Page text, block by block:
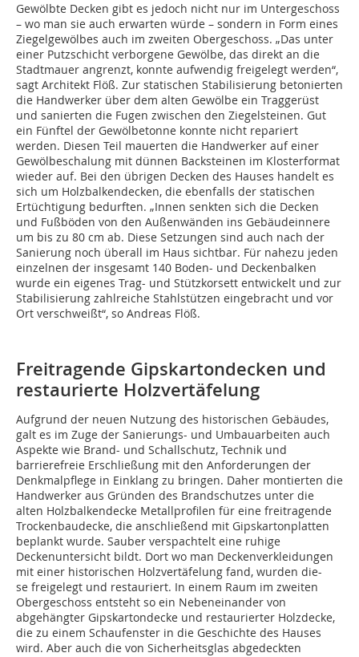
Gewölbte Decken gibt es jedoch nicht nur im Untergeschoss
– wo man sie auch erwarten würde – sondern in Form eines
Ziegelgewölbes auch im zweiten Obergeschoss. „Das unter
einer Putzschicht verborgene Gewölbe, das direkt an die
Stadtmauer angrenzt, konnte aufwendig freigelegt werden“,
sagt Architekt Flöß. Zur statischen Stabilisierung betonierten
die Handwerker über dem alten Gewölbe ein Traggerüst
und sanierten die Fugen zwischen den Ziegelsteinen. Gut
ein Fünftel der Gewölbetonne konnte nicht repariert
werden. Diesen Teil mauerten die Handwerker auf einer
Gewölbeschalung mit dünnen Backsteinen im Klosterformat
wieder auf. Bei den übrigen Decken des Hauses handelt es
sich um Holzbalkendecken, die ebenfalls der statischen
Ertüchtigung bedurften. „Innen senkten sich die Decken
und Fußböden von den Außenwänden ins Gebäudeinnere
um bis zu 80 cm ab. Diese Setzungen sind auch nach der
Sanierung noch überall im Haus sichtbar. Für nahezu jeden
einzelnen der insgesamt 140 Boden- und Deckenbalken
wurde ein eigenes Trag- und Stützkorsett entwickelt und zur
Stabilisierung zahlreiche Stahlstützen eingebracht und vor
Ort verschweißt“, so Andreas Flöß.
Freitragende Gipskartondecken und
restaurierte Holzvertäfelung
Aufgrund der neuen Nutzung des historischen Gebäudes,
galt es im Zuge der Sanierungs- und Umbauarbeiten auch
Aspekte wie Brand- und Schallschutz, Technik und
barrierefreie Erschließung mit den Anforderungen der
Denkmalpflege in Einklang zu bringen. Daher montierten die
Handwerker aus Gründen des Brandschutzes unter die
alten Holzbalkendecke Metallprofilen für eine freitragende
Trockenbaudecke, die anschließend mit Gipskartonplatten
beplankt wurde. Sauber verspachtelt eine ruhige
Deckenuntersicht bildt. Dort wo man Deckenverkleidungen
mit einer historischen Holzvertäfelung fand, wurden die-
se freigelegt und restauriert. In einem Raum im zweiten
Obergeschoss entsteht so ein Nebeneinander von
abgehängter Gipskartondecke und restaurierter Holzdecke,
die zu einem Schaufenster in die Geschichte des Hauses
wird. Aber auch die von Sicherheitsglas abgedeckten